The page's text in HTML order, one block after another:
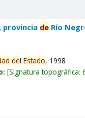
provincia de Río
delEstado, 1998
Signatura topográfica: